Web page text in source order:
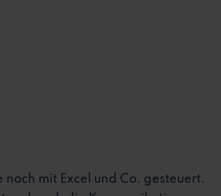
mit Excel und Co. gesteuert.